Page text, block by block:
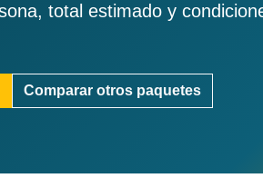
total estimado y
Comparar otros paquetes